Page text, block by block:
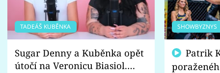
TADEÁŠ KUBĚNKA
Sugar Denny a Kuběnka opět
útočí na Veronicu Biasiol.
SHOWBYZNYS